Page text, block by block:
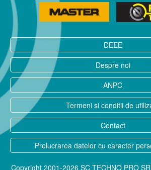
DEEE
Despre noi
ANPC
Termeni si conditii de
Contact
Prelucrarea datelor cu caracter
Copyright 2001-2026 SC TECHNO PRO